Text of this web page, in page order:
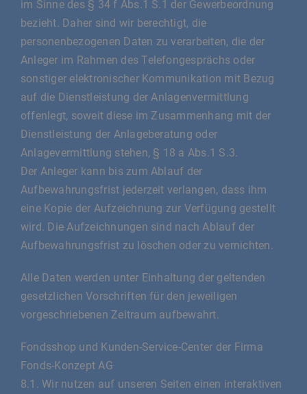
im Sinne des § 34 f Abs.1 S.1 der Gewerbeordnung
bezieht. Daher sind wir berechtigt, die
personenbezogenen Daten zu verarbeiten, die der
Anleger im Rahmen des Telefongesprächs oder
sonstiger elektronischer Kommunikation mit Bezug
auf die Dienstleistung der Anlagenvermittlung
offenlegt, soweit diese im Zusammenhang mit der
Dienstleistung der Anlageberatung oder
Anlagevermittlung stehen, § 18 a Abs.1 S.3.
Der Anleger kann bis zum Ablauf der
Aufbewahrungsfrist jederzeit verlangen, dass ihm
eine Kopie der Aufzeichnung zur Verfügung gestellt
wird. Die Aufzeichnungen sind nach Ablauf der
Aufbewahrungsfrist zu löschen oder zu vernichten.
Alle Daten werden unter Einhaltung der geltenden
gesetzlichen Vorschriften für den jeweiligen
vorgeschriebenen Zeitraum aufbewahrt.
Fondsshop und Kunden-Service-Center der Firma
Fonds-Konzept AG
8.1. Wir nutzen auf unseren Seiten einen interaktiven